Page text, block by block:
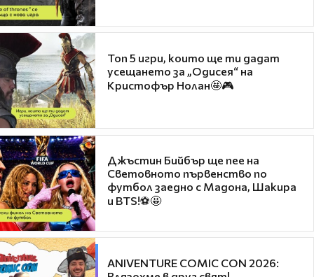
Топ 5 игри, които ще ти дадат
усещането за „Одисея“ на
Кристофър Нолан🤩🎮
Джъстин Бийбър ще пее на
Световното първенство по
футбол заедно с Мадона, Шакира
и BTS!⚽🤩
ANIVENTURE COMIC CON 2026: